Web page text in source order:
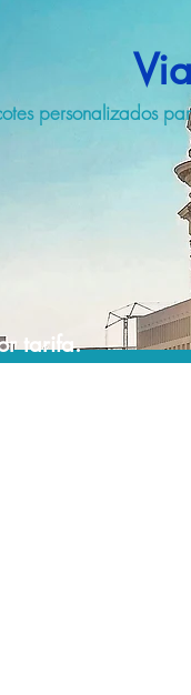
personalizados
tarifa.